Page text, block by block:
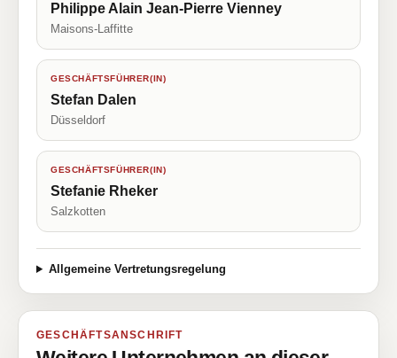
Philippe Alain Jean-Pierre Vienney
Maisons-Laffitte
GESCHÄFTSFÜHRER(IN)
Stefan Dalen
Düsseldorf
GESCHÄFTSFÜHRER(IN)
Stefanie Rheker
Salzkotten
Allgemeine Vertretungsregelung
GESCHÄFTSANSCHRIFT